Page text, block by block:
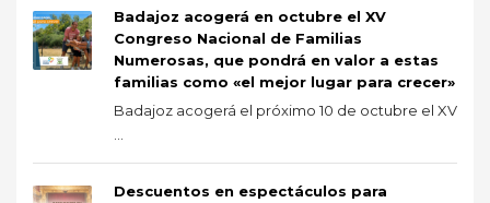
Badajoz acogerá en octubre el XV
Congreso Nacional de Familias
Numerosas, que pondrá en valor a estas
familias como «el mejor lugar para crecer»
Badajoz acogerá el próximo 10 de octubre el XV
Descuentos en espectáculos para